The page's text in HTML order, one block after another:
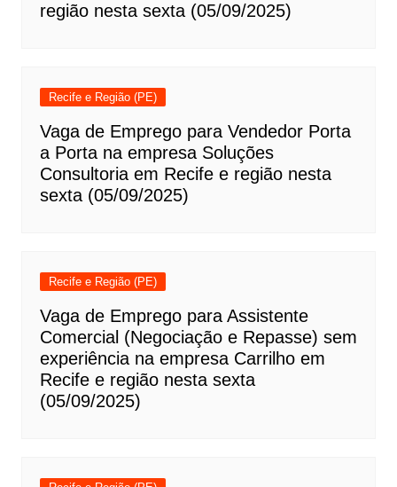
região nesta sexta (05/09/2025)
Recife e Região (PE)
Vaga de Emprego para Vendedor Porta
a Porta na empresa Soluções
Consultoria em Recife e região nesta
sexta (05/09/2025)
Recife e Região (PE)
Vaga de Emprego para Assistente
Comercial (Negociação e Repasse) sem
experiência na empresa Carrilho em
Recife e região nesta sexta
(05/09/2025)